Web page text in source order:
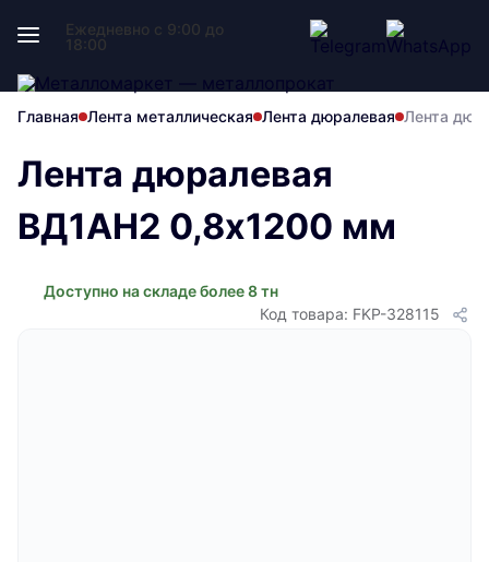
Ежедневно с 9:00 до
18:00
Главная Лента металлическая Лента дюралевая Лента
Лента дюралевая
ВД1АН2 0,8х1200 мм
Доступно на складе более 8 тн
Код товара: FKP-328115